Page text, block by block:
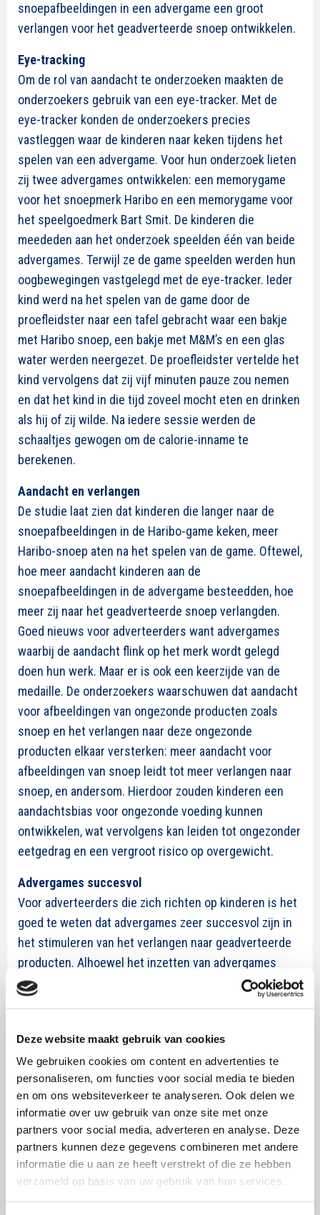
Deze website maakt gebruik van cookies
We gebruiken cookies om content en advertenties te
personaliseren, om functies voor social media te bieden
en om ons websiteverkeer te analyseren. Ook delen we
informatie over uw gebruik van onze site met onze
partners voor social media, adverteren en analyse. Deze
partners kunnen deze gegevens combineren met andere
informatie die u aan ze heeft verstrekt of die ze hebben
verzameld op basis van uw gebruik van hun services.
snoepafbeeldingen in een advergame een groot
verlangen voor het geadverteerde snoep ontwikkelen.
Eye-tracking
Om de rol van aandacht te onderzoeken maakten de
onderzoekers gebruik van een eye-tracker. Met de
eye-tracker konden de onderzoekers precies
vastleggen waar de kinderen naar keken tijdens het
spelen van een advergame. Voor hun onderzoek lieten
zij twee advergames ontwikkelen: een memorygame
voor het snoepmerk Haribo en een memorygame voor
het speelgoedmerk Bart Smit. De kinderen die
meededen aan het onderzoek speelden één van beide
advergames. Terwijl ze de game speelden werden hun
oogbewegingen vastgelegd met de eye-tracker. Ieder
kind werd na het spelen van de game door de
proefleidster naar een tafel gebracht waar een bakje
met Haribo snoep, een bakje met M&M’s en een glas
water werden neergezet. De proefleidster vertelde het
kind vervolgens dat zij vijf minuten pauze zou nemen
en dat het kind in die tijd zoveel mocht eten en drinken
als hij of zij wilde. Na iedere sessie werden de
schaaltjes gewogen om de calorie-inname te
berekenen.
Aandacht en verlangen
De studie laat zien dat kinderen die langer naar de
snoepafbeeldingen in de Haribo-game keken, meer
Haribo-snoep aten na het spelen van de game. Oftewel,
hoe meer aandacht kinderen aan de
snoepafbeeldingen in de advergame besteedden, hoe
meer zij naar het geadverteerde snoep verlangden.
Goed nieuws voor adverteerders want advergames
waarbij de aandacht flink op het merk wordt gelegd
doen hun werk. Maar er is ook een keerzijde van de
medaille. De onderzoekers waarschuwen dat aandacht
voor afbeeldingen van ongezonde producten zoals
snoep en het verlangen naar deze ongezonde
producten elkaar versterken: meer aandacht voor
afbeeldingen van snoep leidt tot meer verlangen naar
snoep, en andersom. Hierdoor zouden kinderen een
aandachtsbias voor ongezonde voeding kunnen
ontwikkelen, wat vervolgens kan leiden tot ongezonder
eetgedrag en een vergroot risico op overgewicht.
Advergames succesvol
Voor adverteerders die zich richten op kinderen is het
goed te weten dat advergames zeer succesvol zijn in
het stimuleren van het verlangen naar geadverteerde
producten. Alhoewel het inzetten van advergames
commercieel gezien dus alleen maar voordelen lijkt op
wenselijk is om deze techniek in te zetten ter promotie
van ongezonde voedingsmiddelen.
Het volledige artikel van Folkvord, Anschütz, Wiers en
Buijzen is getiteld ‘The role of attentional bias in the
effect of food advertising on actual food intake among
children’ en verscheen in Appetite (2015), Volume 84,
pp. 251-258. Dit artikel vindt u
hier (betaald).